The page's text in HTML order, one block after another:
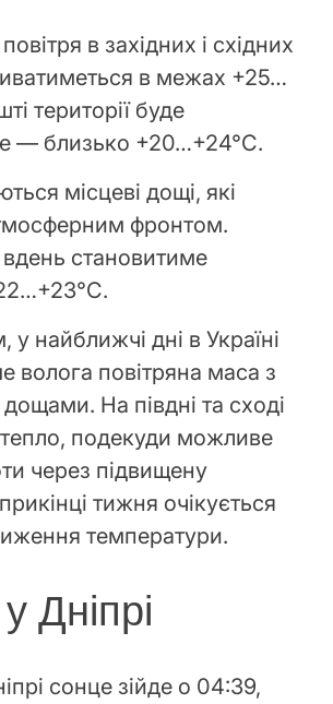
в західних і східних
в межах +25…
території буде
— близько +20…+24°С.
місцеві дощі, які
фронтом.
становитиме
у найближчі дні в Україні
волога повітряна маса з
На півдні та сході
подекуди можливе
через підвищену
тижня очікується
температури.
Дніпрі
сонце зійде о 04:39,